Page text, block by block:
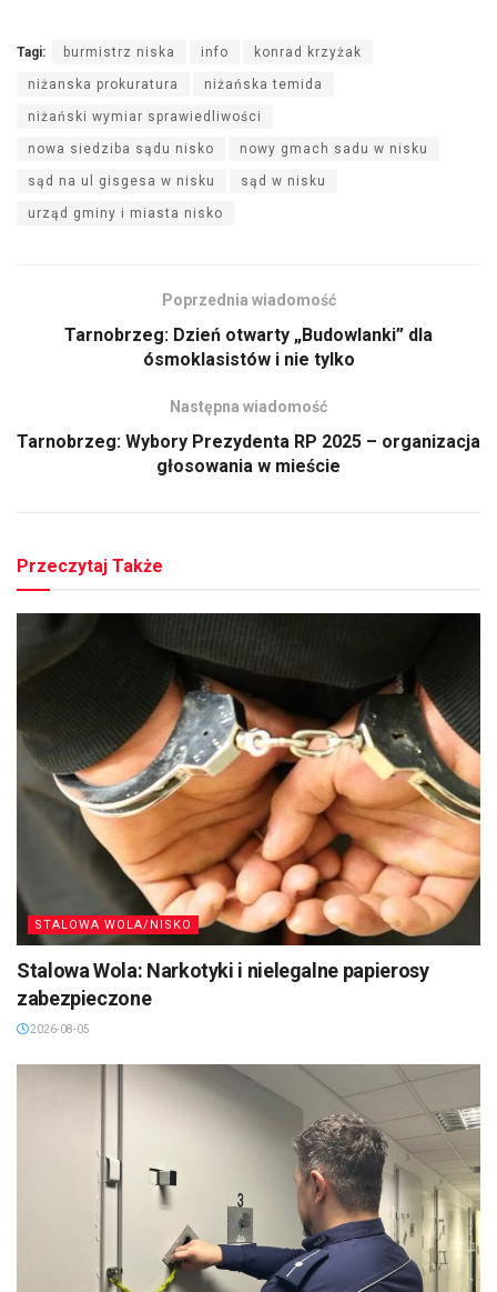
Tagi: burmistrz niska info konrad krzyżak
niżanska prokuratura niżańska temida
niżański wymiar sprawiedliwości
nowa siedziba sądu nisko nowy gmach sadu w nisku
sąd na ul gisgesa w nisku sąd w nisku
urząd gminy i miasta nisko
Poprzednia wiadomość
Tarnobrzeg: Dzień otwarty „Budowlanki” dla
ósmoklasistów i nie tylko
Następna wiadomość
Tarnobrzeg: Wybory Prezydenta RP 2025 – organizacja
głosowania w mieście
Przeczytaj Także
STALOWA WOLA/NISKO
Stalowa Wola: Narkotyki i nielegalne papierosy
zabezpieczone
2026-08-05